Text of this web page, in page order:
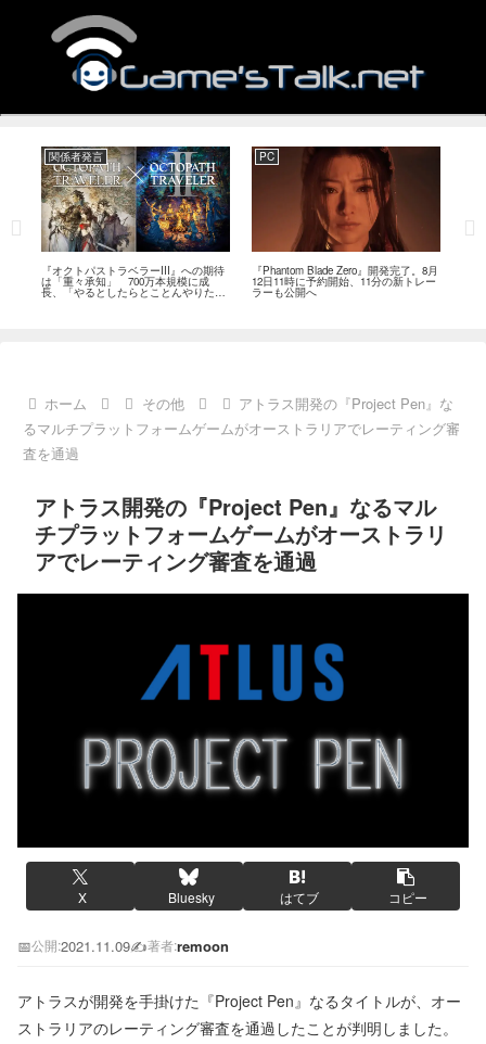
関係者発言
『オクトパストラベラーIII』への期待
は「重々承知」 700万本規模に成
長、「やるとしたらとことんやりた
い」と浅野智也氏
PC
『Phantom Blade Zero』開発完了。8月
12日11時に予約開始、11分の新トレー
ラーも公開へ
ホーム その他
アトラス開発の『Project Pen』な
るマルチプラットフォームゲームがオーストラリアでレーティング審
査を通過
アトラス開発の『Project Pen』なるマル
チプラットフォームゲームがオーストラリ
アでレーティング審査を通過
X Bluesky はてブ コピー
📅公開:2021.11.09✍️著者:remoon
アトラスが開発を手掛けた『Project Pen』なるタイトルが、オー
ストラリアのレーティング審査を通過したことが判明しました。